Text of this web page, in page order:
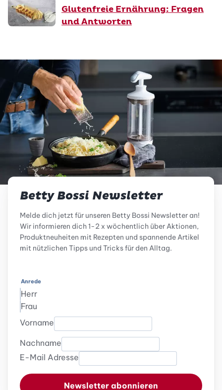
Glutenfreie Ernährung: Fragen
und Antworten
Betty Bossi Newsletter
Melde dich jetzt für unseren Betty Bossi Newsletter an!
Wir informieren dich 1-2 x wöchentlich über Aktionen,
Produktneuheiten mit Rezepten und spannende Artikel
mit nützlichen Tipps und Tricks für den Alltag.
Anrede
Herr
Frau
Vorname
Nachname
E-Mail Adresse
Newsletter abonnieren